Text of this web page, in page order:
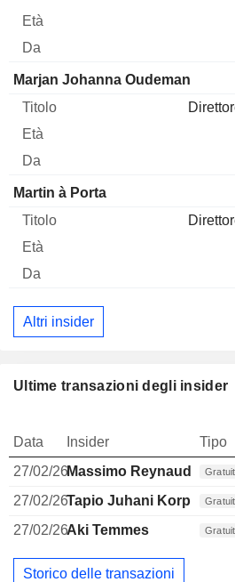
Marjan Johanna Oudeman
Martin à Porta
Altri insider
Ultime transazioni degli insider
Data Insider Tipo
27/02/26Massimo Reynaudo
27/02/26Tapio Juhani Korpeinen
27/02/26Aki Temmes
Storico delle transazioni